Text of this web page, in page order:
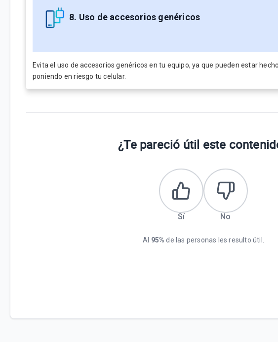
8. Uso de accesorios genéricos
Evita el uso de accesorios genéricos en tu equipo, ya que pueden estar
poniendo en riesgo tu celular.
¿Te pareció útil este
Sí No
Al 95% de las personas les resulto útil.